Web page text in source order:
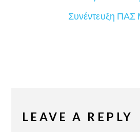
Συνέντευξη ΠΑΣ
LEAVE A REPLY